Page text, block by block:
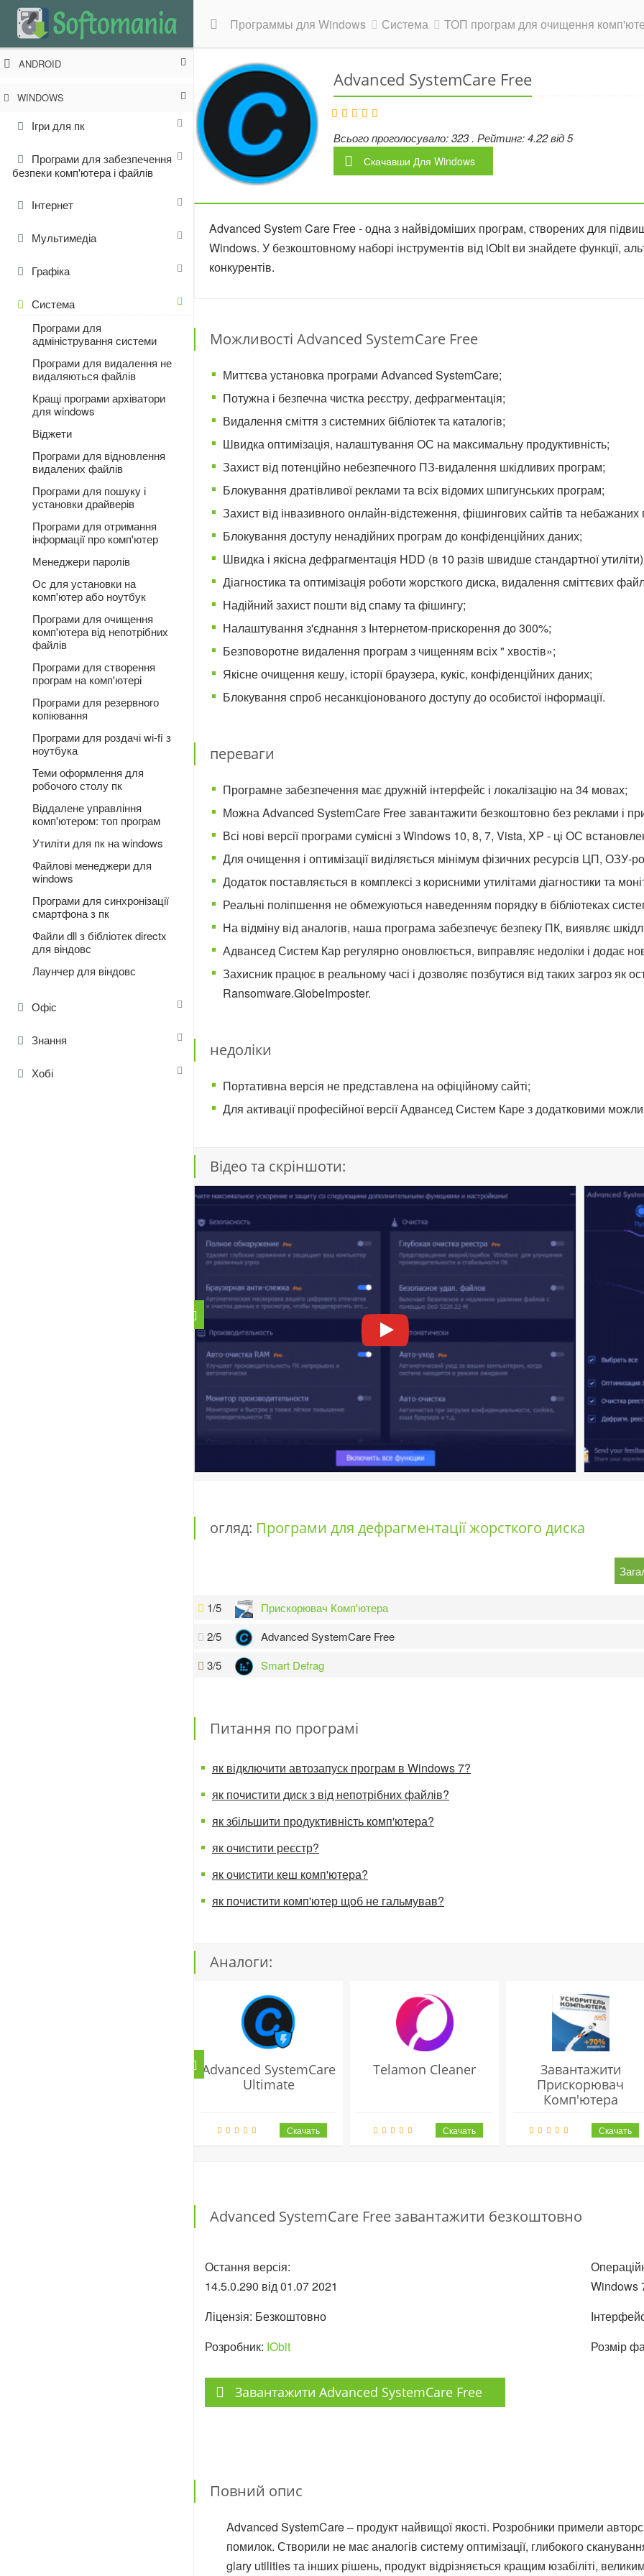
Программы для Windows Система ТОП програм для очищення
Advanced SystemCare Free
Всього проголосувало:323. Рейтинг:4.22від5
Скачавши Для Windows
Advanced System Care Free - одна з найвідоміших програм, створених для
Windows. У безкоштовному наборі інструментів від iObit ви знайдете функції,
конкурентів.
Можливості Advanced SystemCare Free
Миттєва установка програми Advanced SystemCare;
Потужна і безпечна чистка реєстру, дефрагментація;
Видалення сміття з системних бібліотек та каталогів;
Швидка оптимізація, налаштування ОС на максимальну продуктивність;
Захист від потенційно небезпечного ПЗ-видалення шкідливих програм;
Блокування дратівливої реклами та всіх відомих шпигунських програм;
Захист від інвазивного онлайн-відстеження, фішингових сайтів та
Блокування доступу ненадійних програм до конфіденційних даних;
Швидка і якісна дефрагментація HDD (в 10 разів швидше стандартної
Діагностика та оптимізація роботи жорсткого диска, видалення сміттєвих
Надійний захист пошти від спаму та фішингу;
Налаштування з'єднання з Інтернетом-прискорення до 300%;
Безповоротне видалення програм з чищенням всіх " хвостів»;
Якісне очищення кешу, історії браузера, кукіс, конфіденційних даних;
Блокування спроб несанкціонованого доступу до особистої інформації.
переваги
Програмне забезпечення має дружній інтерфейс і локалізацію на 34 мовах;
Можна Advanced SystemCare Free завантажити безкоштовно без реклами і
Всі нові версії програми сумісні з Windows 10, 8, 7, Vista, XP - ці ОС
Для очищення і оптимізації виділяється мінімум фізичних ресурсів ЦП, ОЗУ-
Додаток поставляється в комплексі з корисними утилітами діагностики та
Реальні поліпшення не обмежуються наведенням порядку в бібліотеках
На відміну від аналогів, наша програма забезпечує безпеку ПК, виявляє
Адвансед Систем Кар регулярно оновлюється, виправляє недоліки і додає
Захисник працює в реальному часі і дозволяє позбутися від таких загроз як
Ransomware.GlobeImposter.
недоліки
Портативна версія не представлена на офіційному сайті;
Для активації професійної версії Адвансед Систем Каре з додатковими
Відео та скріншоти:
огляд: Програми для дефрагментації жорсткого диска
1/5
Прискорювач Комп'ютера
2/5
Advanced SystemCare Free
3/5
Smart Defrag
Питання по програмі
як відключити автозапуск програм в Windows 7?
як почистити диск з від непотрібних файлів?
як збільшити продуктивність комп'ютера?
як очистити реєстр?
як очистити кеш комп'ютера?
як почистити комп'ютер щоб не гальмував?
Аналоги:
Advanced SystemCare
Ultimate
Telamon Cleaner
Завантажити
Прискорювач
Комп'ютера
Advanced SystemCare Free завантажити безкоштовно
Остання версія:
14.5.0.290 від01.072021
Ліцензія: Безкоштовно
Розробник: IObit
Windows
Розмір
Завантажити Advanced SystemCare Free
Повний опис
Advanced SystemCare – продукт найвищої якості. Розробники примели
помилок. Створили не має аналогів систему оптимізації, глибокого
glary utilities та інших рішень, продукт відрізняється кращим юзабіліті,
ANDROID
WINDOWS
Ігри для пк
Програми для забезпечення
безпеки комп'ютера і файлів
Інтернет
Мультимедіа
Графіка
Система
Програми для
адміністрування системи
Програми для видалення не
видаляються файлів
Кращі програми архіватори
для windows
Віджети
Програми для відновлення
видалених файлів
Програми для пошуку і
установки драйверів
Програми для отримання
інформації про комп'ютер
Менеджери паролів
Ос для установки на
комп'ютер або ноутбук
Програми для очищення
комп'ютера від непотрібних
файлів
Програми для створення
програм на комп'ютері
Програми для резервного
копіювання
Програми для роздачі wi-fi з
ноутбука
Теми оформлення для
робочого столу пк
Віддалене управління
комп'ютером: топ програм
Утиліти для пк на windows
Файлові менеджери для
windows
Програми для синхронізації
смартфона з пк
Файли dll з бібліотек directx
для віндовс
Лаунчер для віндовс
Офіс
Знання
Хобі